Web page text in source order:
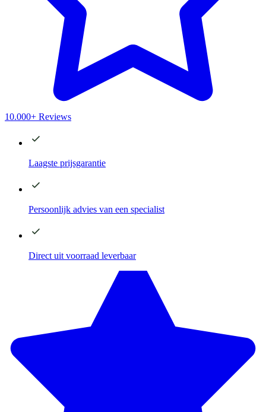
10.000+ Reviews
Laagste prijsgarantie
Persoonlijk advies van een specialist
Direct uit voorraad leverbaar